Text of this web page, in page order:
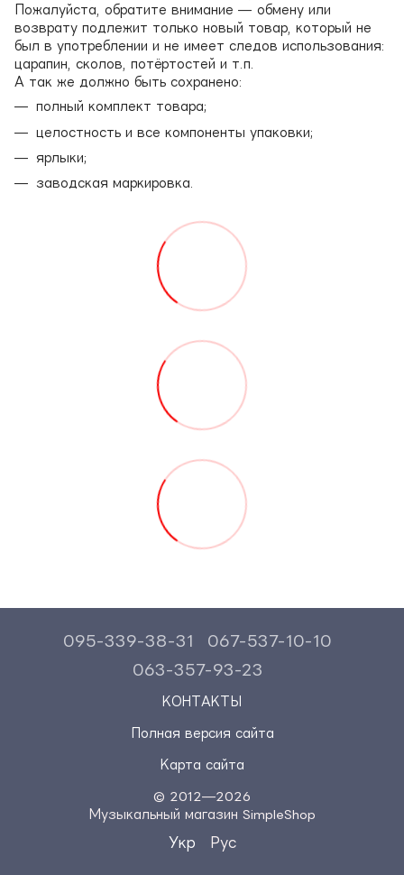
Пожалуйста, обратите внимание — обмену или
возврату подлежит только новый товар, который не
был в употреблении и не имеет следов использования:
царапин, сколов, потёртостей и т.п.
А так же должно быть сохранено:
полный комплект товара;
целостность и все компоненты упаковки;
ярлыки;
заводская маркировка.
095-339-38-31
067-537-10-10
063-357-93-23
КОНТАКТЫ
Полная версия сайта
Карта сайта
© 2012—2026
Музыкальный магазин SimpleShop
Укр Рус